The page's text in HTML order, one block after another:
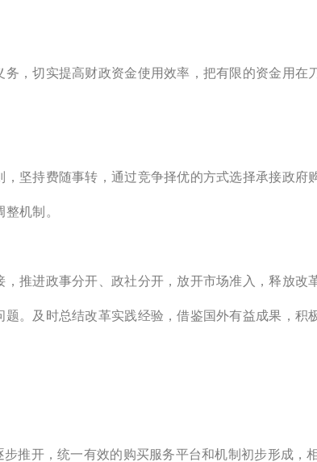
，切实提高财政资金使用效率，把有限的资金用在
坚持费随事转，通过竞争择优的方式选择承接政府
机制。
推进政事分开、政社分开，放开市场准入，释放改
。及时总结改革实践经验，借鉴国外有益成果，
推开，统一有效的购买服务平台和机制初步形成，